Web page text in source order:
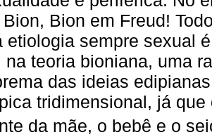
Bion, Bion em Freud!
etiologia sempre sexual
na teoria bioniana, uma
das ideias
tridimensional, já
da mãe, o bebê e o